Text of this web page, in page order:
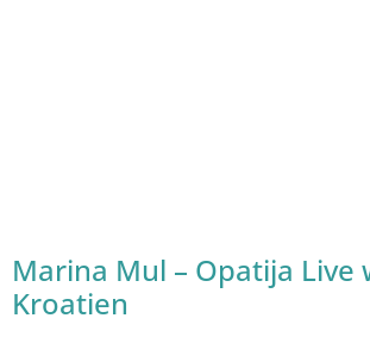
Marina Mul – Opatija Live
Kroatien